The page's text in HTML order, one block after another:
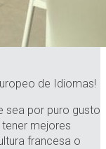
de Idiomas!
sea por puro gusto
mejores
francesa o